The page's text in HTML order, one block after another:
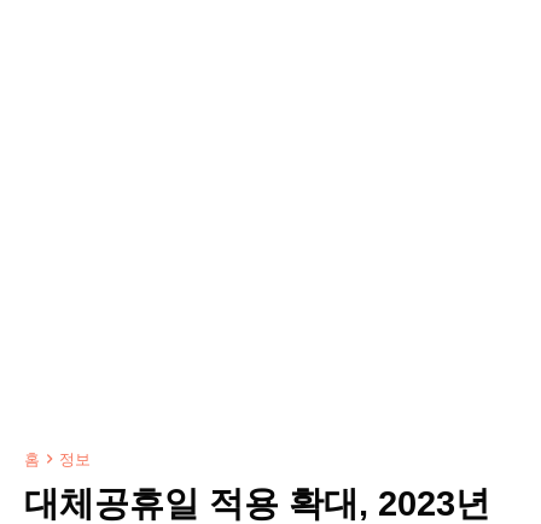
홈 정보
대체공휴일 적용 확대, 2023년